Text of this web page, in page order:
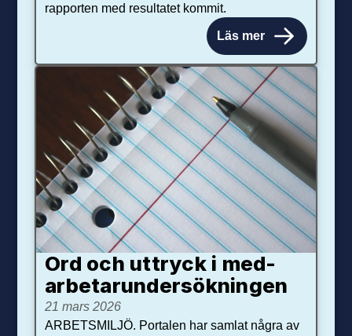
rapporten med resultatet kommit.
Läs mer
Ord och uttryck i med­­
arbetar­­under­sökningen
21 mars 2026
ARBETSMILJÖ. Portalen har samlat några av